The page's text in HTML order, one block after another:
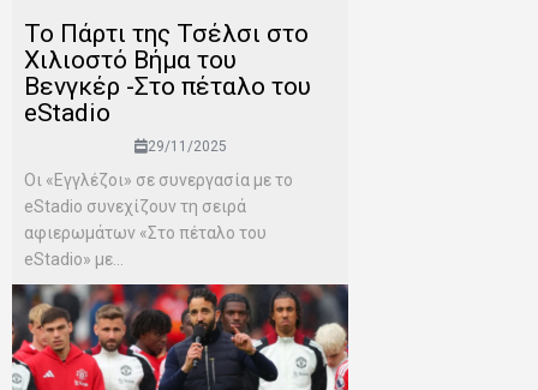
To Πάρτι της Τσέλσι στο
Χιλιοστό Βήμα του
Βενγκέρ -Στο πέταλο του
eStadio
29/11/2025
Οι «Εγγλέζοι» σε συνεργασία με το
eStadio συνεχίζουν τη σειρά
αφιερωμάτων «Στο πέταλο του
eStadio» με...